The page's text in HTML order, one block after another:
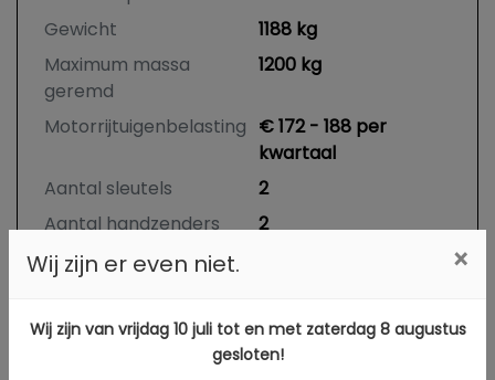
Gewicht
1188 kg
Maximum massa
geremd
1200 kg
Motorrijtuigenbelasting € 172 - 188 per
kwartaal
Aantal sleutels
2
Aantal handzenders
2
Motor en transmissie
Benzine
Wij zijn er even niet. ×
Wij zijn van vrijdag 10 juli tot en met zaterdag 8 augustus
gesloten!